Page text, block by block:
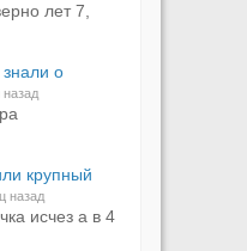
лет 7,
о
назад
крупный
назад
исчез а в 4